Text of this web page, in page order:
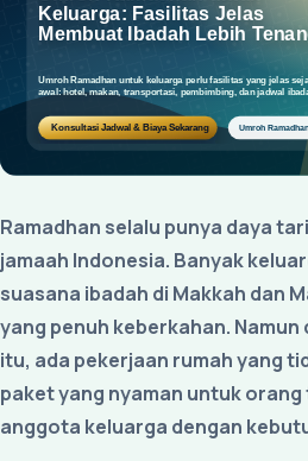
Ramadhan selalu punya daya
jamaah Indonesia. Banyak
suasana ibadah di Makkah dan
yang penuh keberkahan. Namun
itu, ada pekerjaan rumah yang
paket yang nyaman untuk orang
anggota keluarga dengan